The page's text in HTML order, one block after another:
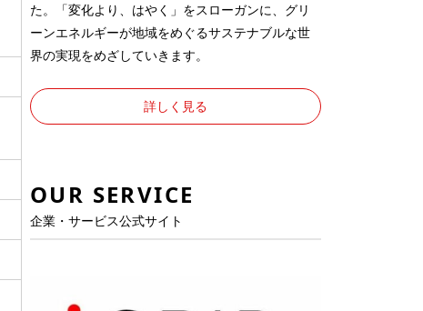
た。「変化より、はやく」をスローガンに、グリ
ーンエネルギーが地域をめぐるサステナブルな世
界の実現をめざしていきます。
詳しく見る
OUR SERVICE
企業・サービス公式サイト